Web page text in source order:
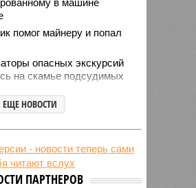
помог майнеру и попал
опасных экскурсий
на скамье подсудимых
нарастила импорт
и фруктов
ЕЩЕ НОВОСТИ
ПАРТНЕРОВ